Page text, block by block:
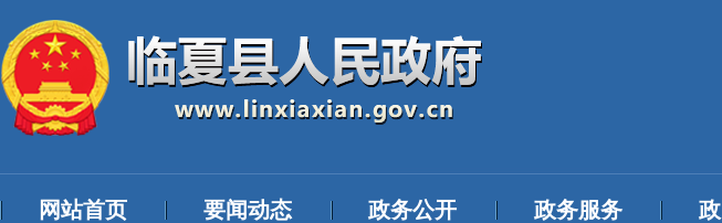
网站首页 要闻动态 政务公开 政务服务